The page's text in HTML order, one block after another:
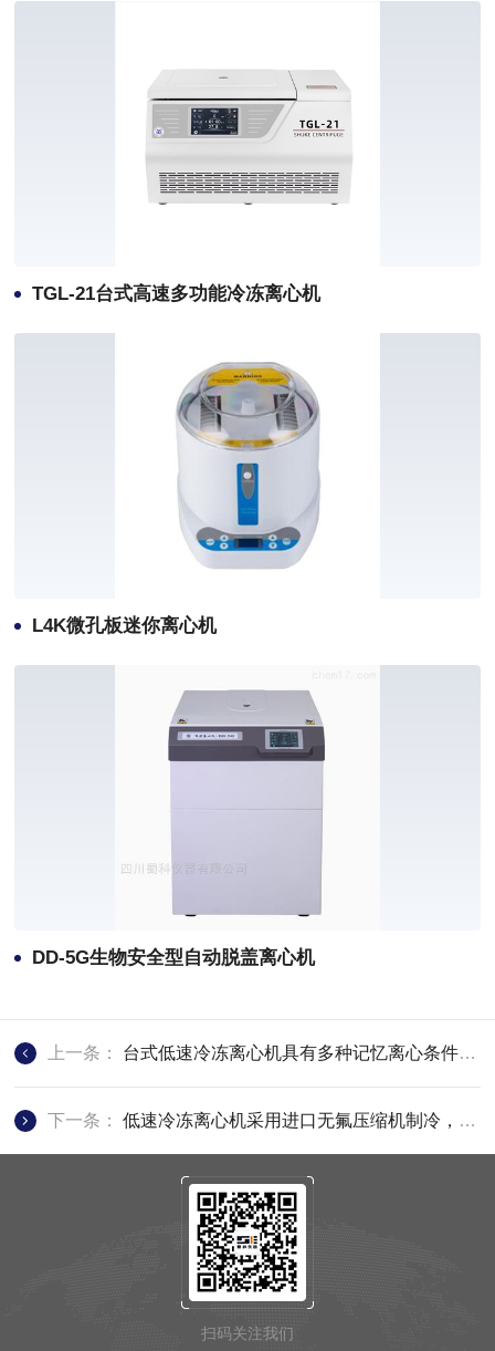
TGL-21台式高速多功能冷冻离心机
L4K微孔板迷你离心机
DD-5G生物安全型自动脱盖离心机
上一条： 台式低速冷冻离心机具有多种记忆离心条件存储和程序操作功能
下一条：低速冷冻离心机采用进口无氟压缩机制冷，控制精度高
扫码关注我们